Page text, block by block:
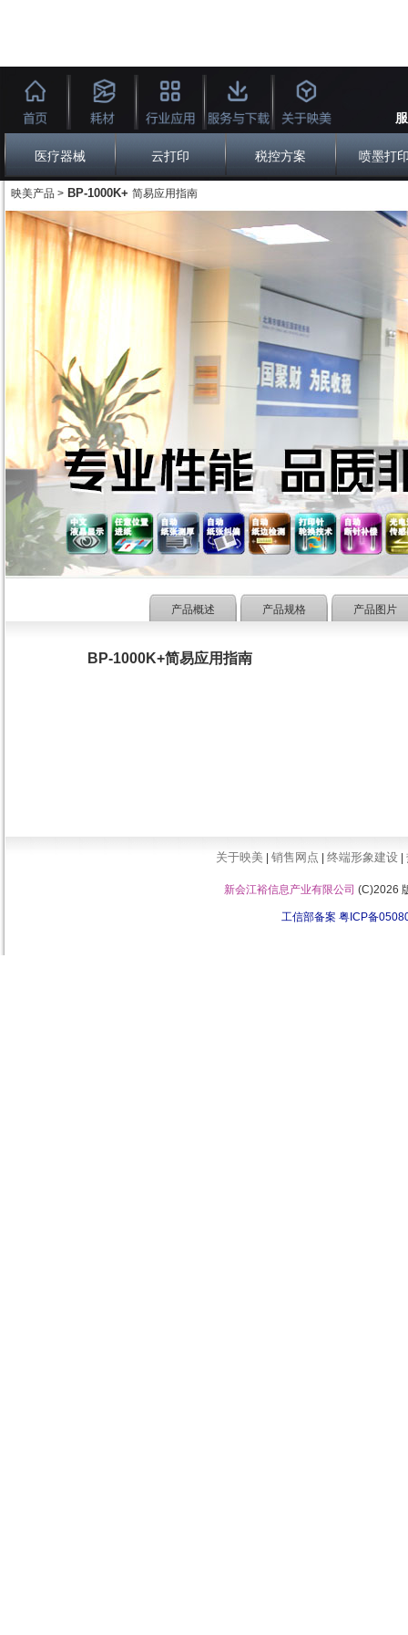
医疗器械 云打印 税控方案 喷墨打
映美产品 > BP-1000K+ 简易应用指南
产品概述 产品规格 产品图片
BP-1000K+简易应用指南
关于映美 销售网点 终端形象建设
新会江裕信息产业有限公司 (C)2026
工信部备案 粤ICP备